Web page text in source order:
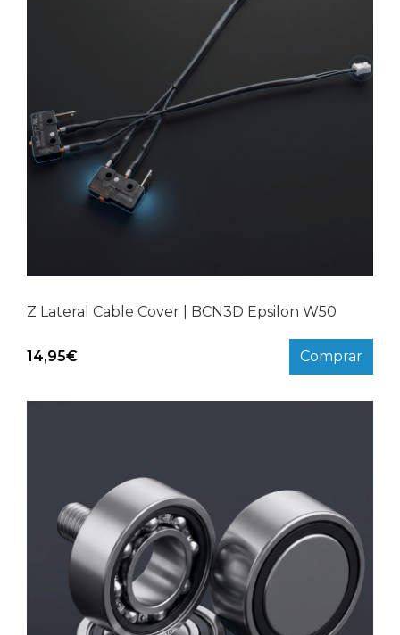
Z Lateral Cable Cover | BCN3D Epsilon W50
14,95€ Comprar